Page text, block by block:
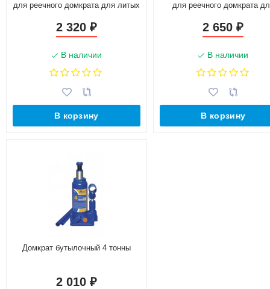
для реечного домкрата для литых
2 320 ₽
В наличии
В корзину
для реечного домкрата
2 650₽
В наличии
В корзину
Домкрат бутылочный 4 тонны
2 010 ₽